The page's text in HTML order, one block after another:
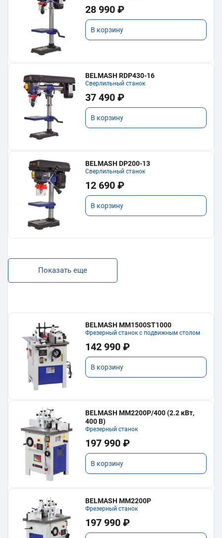
28 990 ₽
В корзину
BELMASH RDP430-16
Сверлильный станок
37 490 ₽
В корзину
BELMASH DP200-13
Сверлильный станок
12 690 ₽
В корзину
Показать еще
BELMASH MM1500ST1000
Фрезерный станок с подвижным столом
142 990 ₽
В корзину
BELMASH MM2200P/400 (2.2 кВт,
400 В)
Фрезерный станок
197 990 ₽
В корзину
BELMASH MM2200P
Фрезерный станок
197 990 ₽